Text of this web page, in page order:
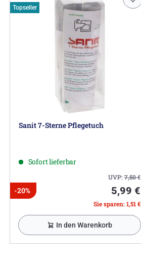
Topseller
Sanit 7-Sterne Pflegetuch
Sofort lieferbar
UVP:7,50€
-20% 5,99 €
Sie sparen: 1,51 €
In den Warenkorb